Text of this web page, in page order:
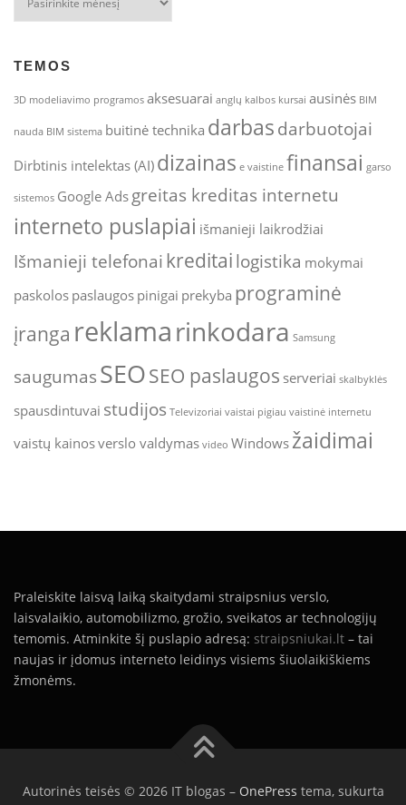
TEMOS
3D modeliavimo programos aksesuarai anglų kalbos kursai ausinės BIM
nauda BIM sistema buitinė technika darbas darbuotojai
Dirbtinis intelektas (AI)dizainas e vaistine finansai garso
sistemos Google Adsgreitas kreditas internetu
interneto puslapiai išmanieji laikrodžiai
Išmanieji telefonai kreditai logistika mokymai
paskolospaslaugospinigai prekyba programinė
įranga reklamarinkodara Samsung
saugumas SEOSEO paslaugos serveriai skalbyklės
spausdintuvai studijos Televizoriai vaistai pigiau vaistinė internetu
vaistų kainosverslo valdymas video Windowsžaidimai
Praleiskite laisvą laiką skaitydami straipsnius verslo,
laisvalaikio, automobilizmo, grožio, sveikatos ar technologijų
temomis. Atminkite šį puslapio adresą: straipsniukai.lt – tai
naujas ir įdomus interneto leidinys visiems šiuolaikiškiems
žmonėms.
Autorinės teisės © 2026 IT blogas – OnePress tema, sukurta